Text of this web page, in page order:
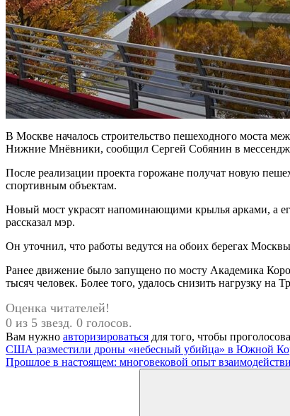
В Москве началось строительство пешеходного моста
Нижние Мнёвники, сообщил Сергей Собянин в
После реализации проекта горожане получат новую
спортивным объектам.
Новый мост украсят напоминающими крылья арками, а
рассказал мэр.
Он уточнил, что работы ведутся на обоих берегах
Ранее движение было запущено по мосту Академика
тысяч человек. Более того, удалось снизить нагрузку на
Оценка читателей!
0 из 5 звезд. 0 голосов.
Вам нужно авторизироваться для того, чтобы
Навигация
по
Предыдущая
запись:
США разместили дроны «небесный убийца» в Южной
Следующая
Прошлое в настоящем: многовековой опыт